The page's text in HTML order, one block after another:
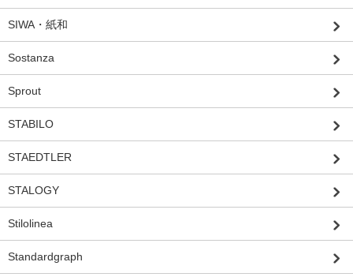
SIWA・紙和
Sostanza
Sprout
STABILO
STAEDTLER
STALOGY
Stilolinea
Standardgraph